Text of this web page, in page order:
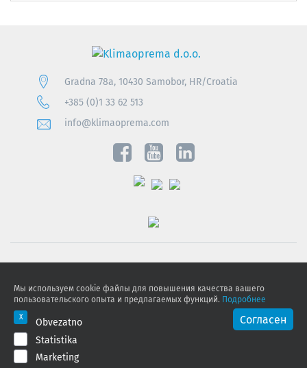
Gradna 78a, 10430 Samobor, HR/Croatia
+385 (0)1 33 62 513
info@klimaoprema.com
Politika kolačića
© 2026 Klimaoprema d.o.o., All rights reserved
Мы используем cookie файлы для повышения качества вашего
пользовательского опыта и предлагаемых функций. Подробнее
Согласен
Obvezatno
Statistika
Marketing